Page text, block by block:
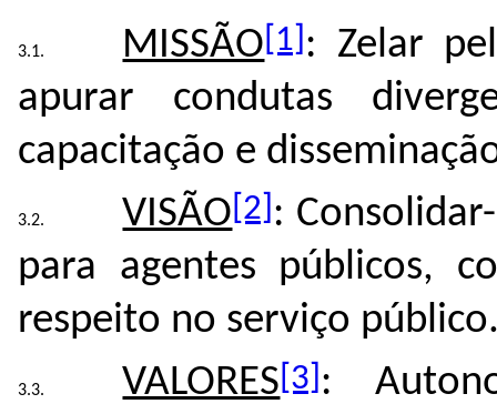
MISSÃO [1] : Zelar
apurar condutas
capacitação e
VISÃO [2] :
para agentes públicos,
respeito no serviço
VALORES [3] :